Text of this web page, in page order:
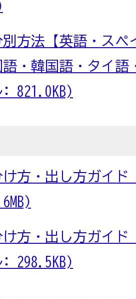
別方法【英語・スペ
・韓国語・タイ語
: 821.0KB)
け方・出し方ガイド
け方・出し方ガイド
: 298.5KB)